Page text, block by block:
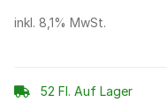
inkl. 8,1% MwSt.
52 Fl. Auf Lager